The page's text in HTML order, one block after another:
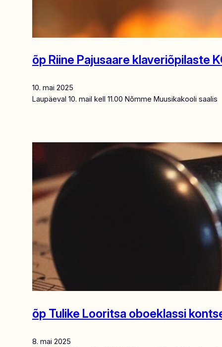
õp Riine Pajusaare klaveriõpilaste
10. mai 2025
Laupäeval 10. mail kell 11.00 Nõmme Muusikakooli saalis
õp Tulike Looritsa oboeklassi
8. mai 2025